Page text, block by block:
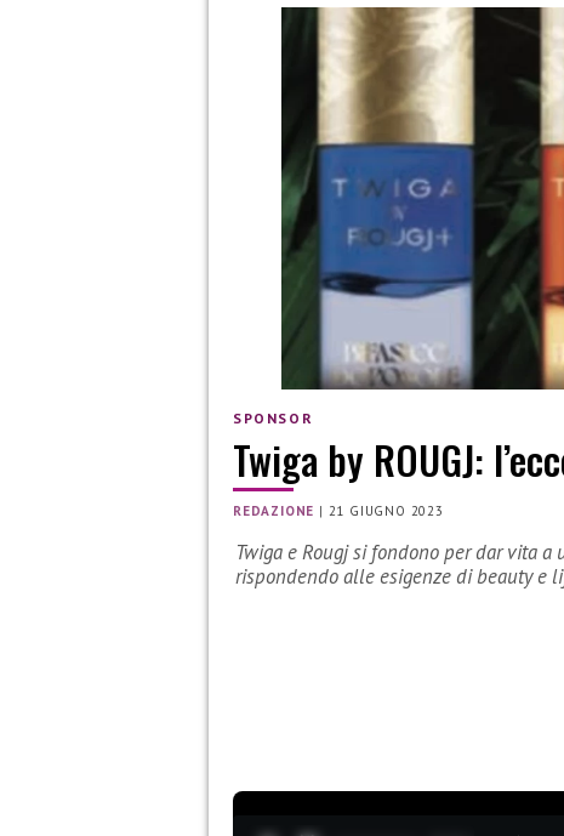
SPONSOR
Twiga by ROUGJ:
REDAZIONE | 21 GIUGNO 2023
Twiga e Rougj si fondono per dar vita
rispondendo alle esigenze di beauty e